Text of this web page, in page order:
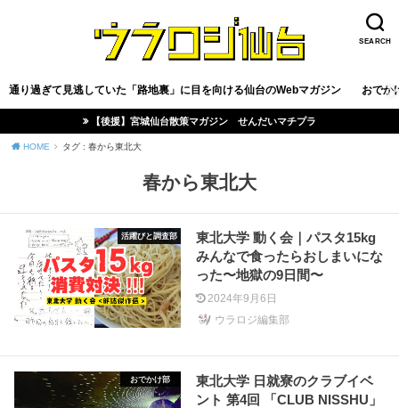
SEARCH
通り過ぎて見逃していた「路地裏」に目を向ける仙台のWebマガジン おでか
【後援】宮城仙台散策マガジン せんだいマチプラ
HOME タグ : 春から東北大
春から東北大
活躍びと調査部
東北大学 動く会｜パスタ15kg
みんなで食ったらおしまいにな
った〜地獄の9日間〜
2024年9月6日
ウラロジ編集部
おでかけ部
東北大学 日就寮のクラブイベ
ント 第4回 「CLUB NISSHU」